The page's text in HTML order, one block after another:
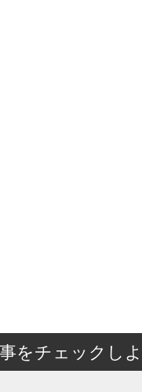
をチェックしよ